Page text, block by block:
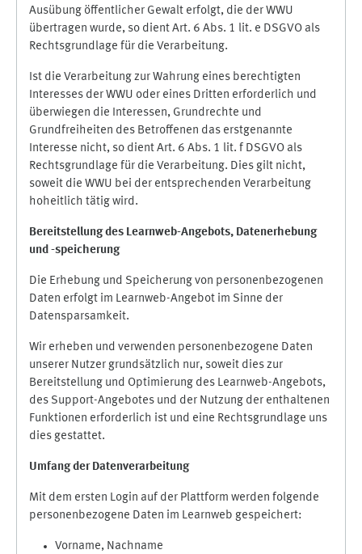
Ausübung öffentlicher Gewalt erfolgt, die der WWU
übertragen wurde, so dient Art. 6 Abs. 1 lit. e DSGVO als
Rechtsgrundlage für die Verarbeitung.
Ist die Verarbeitung zur Wahrung eines berechtigten
Interesses der WWU oder eines Dritten erforderlich und
überwiegen die Interessen, Grundrechte und
Grundfreiheiten des Betroffenen das erstgenannte
Interesse nicht, so dient Art. 6 Abs. 1 lit. f DSGVO als
Rechtsgrundlage für die Verarbeitung. Dies gilt nicht,
soweit die WWU bei der entsprechenden Verarbeitung
hoheitlich tätig wird.
Bereitstellung des Learnweb-Angebots, Datenerhebung
und -speicherung
Die Erhebung und Speicherung von personenbezogenen
Daten erfolgt im Learnweb-Angebot im Sinne der
Datensparsamkeit.
Wir erheben und verwenden personenbezogene Daten
unserer Nutzer grundsätzlich nur, soweit dies zur
Bereitstellung und Optimierung des Learnweb-Angebots,
des Support-Angebotes und der Nutzung der enthaltenen
Funktionen erforderlich ist und eine Rechtsgrundlage uns
dies gestattet.
Umfang der Datenverarbeitung
Mit dem ersten Login auf der Plattform werden folgende
personenbezogene Daten im Learnweb gespeichert:
Vorname, Nachname